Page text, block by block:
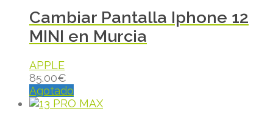
Cambiar Pantalla Iphone 12
MINI en Murcia
APPLE
85.00€
Agotado